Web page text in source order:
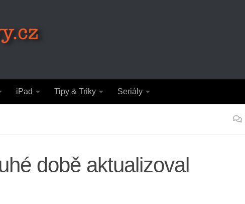
iPad Tipy & Triky Seriály
době aktualizoval